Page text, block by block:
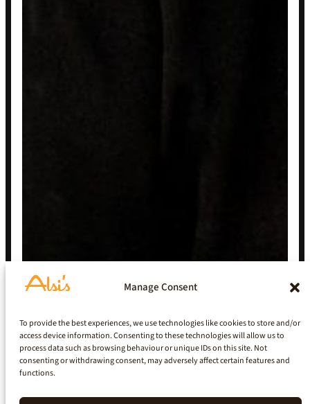
Manage Consent
To provide the best experiences, we use technologies like cookies to store and/or
access device information. Consenting to these technologies will allow us to
process data such as browsing behaviour or unique IDs on this site. Not
consenting or withdrawing consent, may adversely affect certain features and
functions.